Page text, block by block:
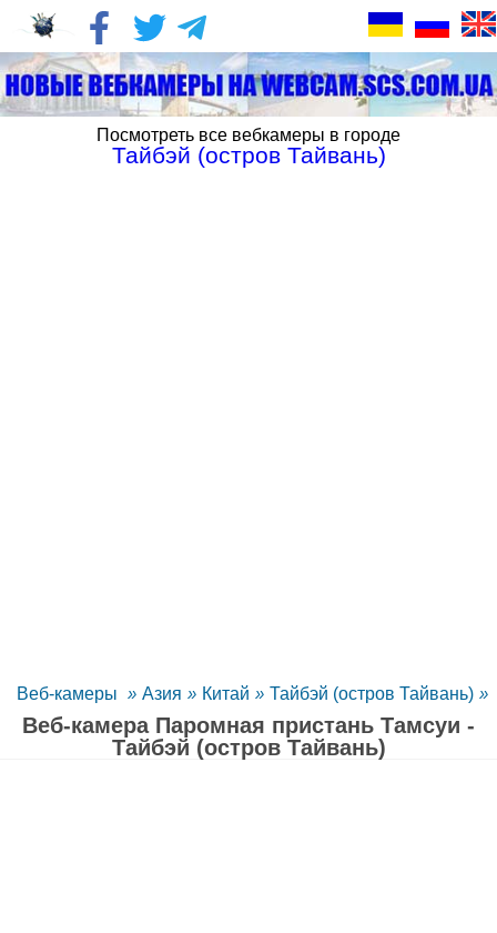
Посмотреть все вебкамеры в городе
Тайбэй (остров Тайвань)
Веб-камеры » Азия » Китай » Тайбэй (остров Тайвань) »
Веб-камера Паромная пристань Тамсуи -
Тайбэй (остров Тайвань)